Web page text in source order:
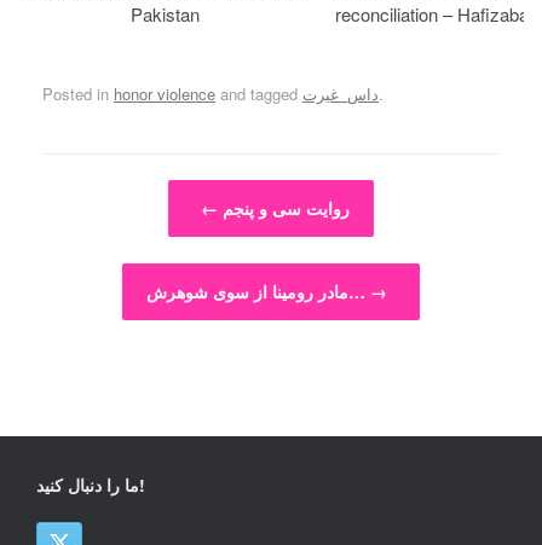
Pakistan
reconciliation –
Posted in honor violence and tagged داس_غیرت.
← روایت سی و پنجم
مادر رومینا از سوی شوهرش… →
ما را دنبال کنید!